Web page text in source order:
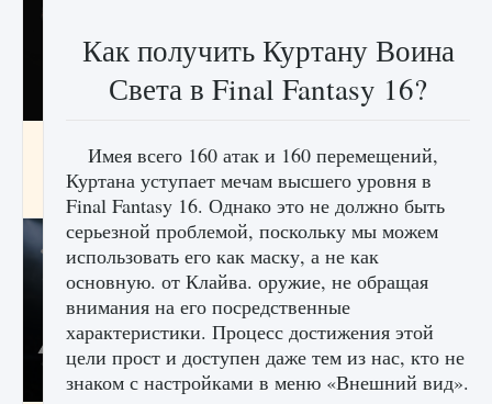
оружия в MW3 и Warzone
9 августа 2024 0
Как получить Куртану Воина
Света в Final Fantasy 16?
Имея всего 160 атак и 160 перемещений,
Куртана уступает мечам высшего уровня в
Final Fantasy 16. Однако это не должно быть
серьезной проблемой, поскольку мы можем
использовать его как маску, а не как
основную. от Клайва. оружие, не обращая
внимания на его посредственные
характеристики. Процесс достижения этой
цели прост и доступен даже тем из нас, кто не
знаком с настройками в меню «Внешний вид».